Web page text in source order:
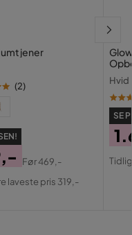
(2)
Før469,-
laveste pris 319,-
cm
Hvid
SE